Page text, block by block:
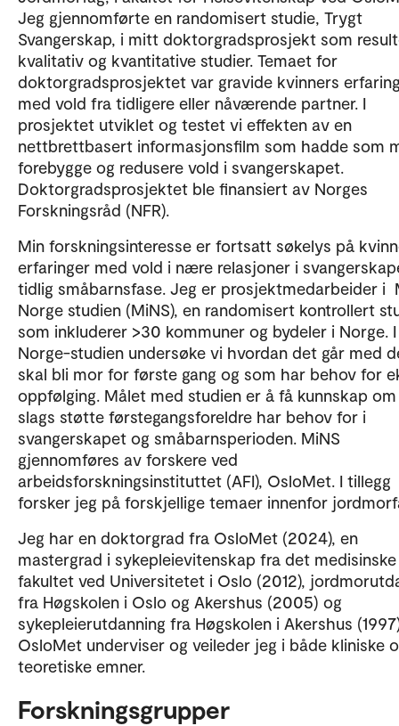
Jeg gjennomførte en randomisert studie, Trygt
Svangerskap, i mitt doktorgradsprosjekt som
kvalitativ og kvantitative studier. Temaet for
doktorgradsprosjektet var gravide kvinners
med vold fra tidligere eller nåværende partner. I
prosjektet utviklet og testet vi effekten av en
nettbrettbasert informasjonsfilm som hadde som
forebygge og redusere vold i svangerskapet.
Doktorgradsprosjektet ble finansiert av Norges
Forskningsråd (NFR).
Min forskningsinteresse er fortsatt søkelys på
erfaringer med vold i nære relasjoner i
tidlig småbarnsfase. Jeg er prosjektmedarbeider i
Norge studien (MiNS), en randomisert kontrollert
som inkluderer >30 kommuner og bydeler i Norge.
Norge-studien undersøke vi hvordan det går med
skal bli mor for første gang og som har behov for
oppfølging. Målet med studien er å få kunnskap
slags støtte førstegangsforeldre har behov for i
svangerskapet og småbarnsperioden. MiNS
gjennomføres av forskere ved
arbeidsforskningsinstituttet (AFI), OsloMet. I tillegg
forsker jeg på forskjellige temaer innenfor
Jeg har en doktorgrad fra OsloMet (2024), en
mastergrad i sykepleievitenskap fra det medisinske
fakultet ved Universitetet i Oslo (2012),
fra Høgskolen i Oslo og Akershus (2005) og
sykepleierutdanning fra Høgskolen i Akershus
OsloMet underviser og veileder jeg i både kliniske
teoretiske emner.
Forskningsgrupper